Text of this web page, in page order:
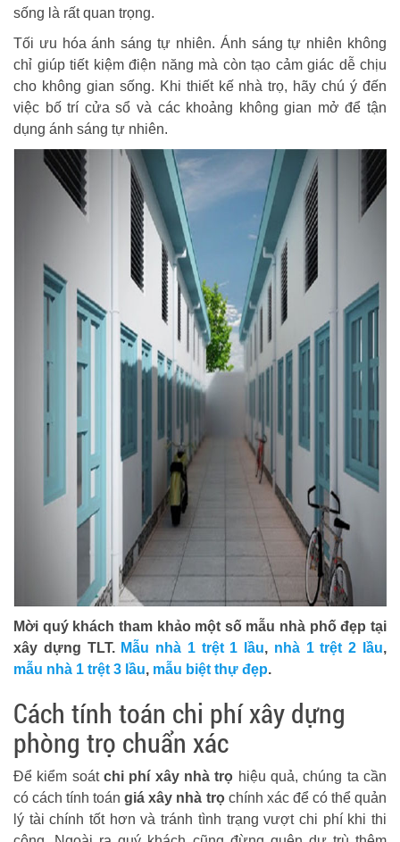
sống là rất quan trọng.
Tối ưu hóa ánh sáng tự nhiên. Ánh sáng tự nhiên không
chỉ giúp tiết kiệm điện năng mà còn tạo cảm giác dễ chịu
cho không gian sống. Khi thiết kế nhà trọ, hãy chú ý đến
việc bố trí cửa sổ và các khoảng không gian mở để tận
dụng ánh sáng tự nhiên.
Mời quý khách tham khảo một số mẫu nhà phố đẹp tại
xây dựng TLT. Mẫu nhà 1 trệt 1 lầu, nhà 1 trệt 2 lầu,
mẫu nhà 1 trệt 3 lầu, mẫu biệt thự đẹp.
Cách tính toán chi phí xây dựng
phòng trọ chuẩn xác
Để kiểm soát chi phí xây nhà trọ hiệu quả, chúng ta cần
có cách tính toángiá xây nhà trọchính xác để có thể quản
lý tài chính tốt hơn và tránh tình trạng vượt chi phí khi thi